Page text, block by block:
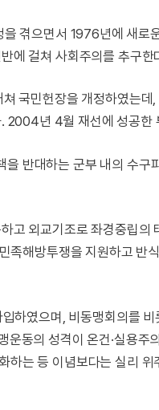
겪으면서 1976년에 새
에 걸쳐 사회주의를 추구
국민헌장을 개정하였는
2004년 4월 재선에 성공
반대하는 군부 내의 수
고 외교기조로 좌경중립
족해방투쟁을 지원하고
하였으며, 비동맹회의를
동의 성격이 온건·실용
하는 등 이념보다는 실리